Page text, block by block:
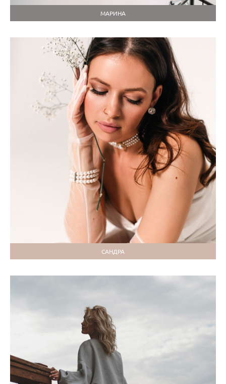
МАРИНА
САНДРА